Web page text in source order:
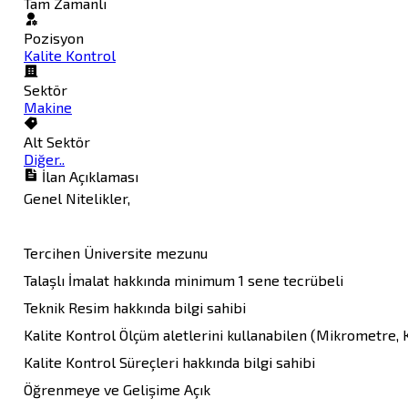
Pozisyon
Kalite Kontrol
Sektör
Makine
Alt Sektör
Diğer..
İlan Açıklaması
Genel Nitelikler,
Tercihen Üniversite mezunu
Talaşlı İmalat hakkında minimum 1 sene tecrübeli
Teknik Resim hakkında bilgi sahibi
Kalite Kontrol Ölçüm aletlerini kullanabilen (Mikrometre,
Kalite Kontrol Süreçleri hakkında bilgi sahibi
Öğrenmeye ve Gelişime Açık